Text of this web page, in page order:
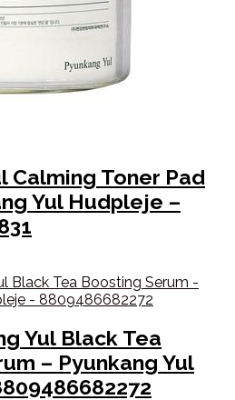
Calming Toner Pad
Yul Hudpleje –
Yul Black Tea
– Pyunkang Yul